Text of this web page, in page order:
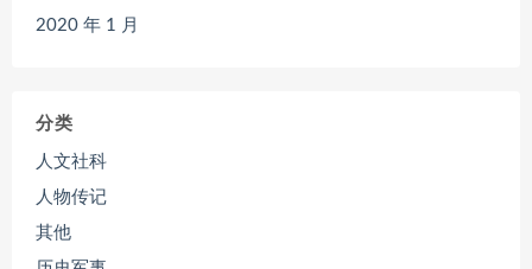
2020 年 1 月
分类
人文社科
人物传记
其他